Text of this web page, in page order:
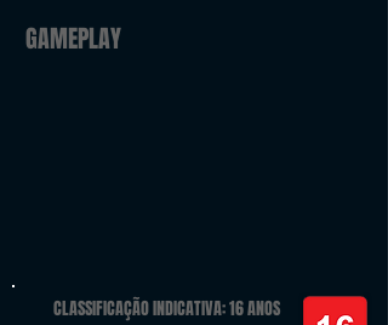
GAMEPLAY
CLASSIFICAÇÃO INDICATIVA: 16 ANOS